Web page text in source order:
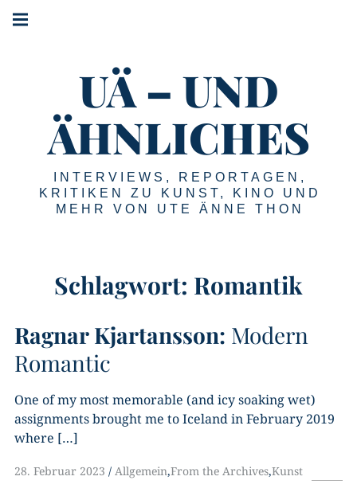
Springe
zum
UÄ – UND
ÄHNLICHES
INTERVIEWS, REPORTAGEN,
KRITIKEN ZU KUNST, KINO UND
MEHR VON UTE ÄNNE THON
Schlagwort: Romantik
Ragnar Kjartansson: Modern
Romantic
One of my most memorable (and icy soaking wet)
assignments brought me to Iceland in February 2019
where […]
28. Februar 2023 Allgemein,From the Archives,Kunst